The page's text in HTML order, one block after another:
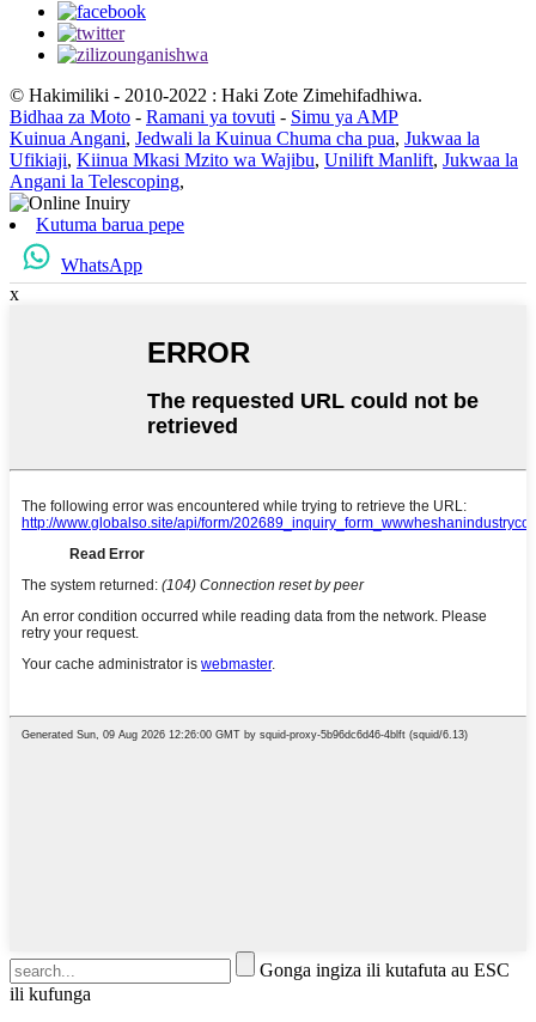
© Hakimiliki - 2010-2022 : Haki Zote Zimehifadhiwa.
Bidhaa za Moto - Ramani ya tovuti - Simu ya AMP
Kuinua Angani, Jedwali la Kuinua Chuma cha pua, Jukwaa la
Ufikiaji, Kiinua Mkasi Mzito wa Wajibu, Unilift Manlift, Jukwaa la
Angani la Telescoping,
Kutuma barua pepe
WhatsApp
x
Gonga ingiza ili kutafuta au ESC
ili kufunga